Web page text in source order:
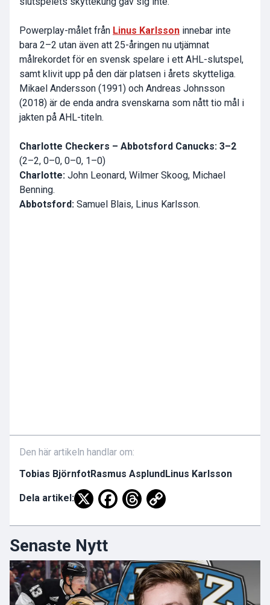
Powerplay-målet från Linus Karlsson innebar inte
bara 2–2 utan även att 25-åringen nu utjämnat
målrekordet för en svensk spelare i ett AHL-slutspel,
samt klivit upp på den där platsen i årets skytteliga.
Mikael Andersson (1991) och Andreas Johnsson
(2018) är de enda andra svenskarna som nått tio mål i
jakten på AHL-titeln.
Charlotte Checkers – Abbotsford Canucks: 3–2
(2–2, 0–0, 0–0, 1–0)
Charlotte: John Leonard, Wilmer Skoog, Michael
Benning.
Abbotsford: Samuel Blais, Linus Karlsson.
Den här artikeln handlar om:
Tobias BjörnfotRasmus Asplund Linus Karlsson
Dela artikel:
Senaste Nytt